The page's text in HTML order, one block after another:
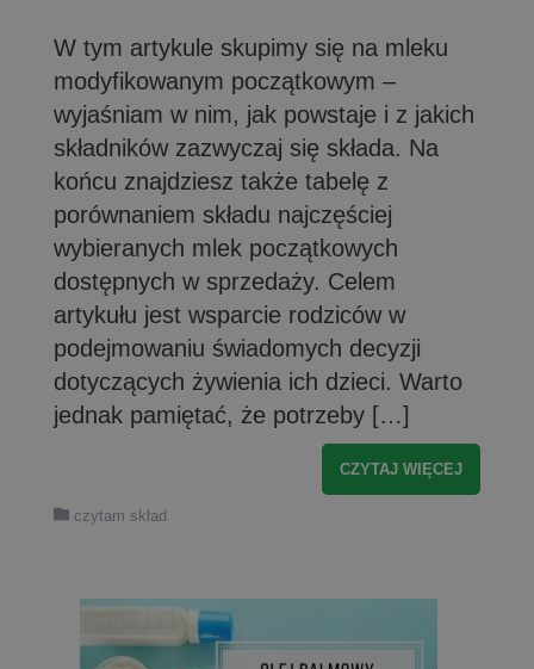
W tym artykule skupimy się na mleku
modyfikowanym początkowym –
wyjaśniam w nim, jak powstaje i z jakich
składników zazwyczaj się składa. Na
końcu znajdziesz także tabelę z
porównaniem składu najczęściej
wybieranych mlek początkowych
dostępnych w sprzedaży. Celem
artykułu jest wsparcie rodziców w
podejmowaniu świadomych decyzji
dotyczących żywienia ich dzieci. Warto
jednak pamiętać, że potrzeby […]
CZYTAJ WIĘCEJ
czytam skład